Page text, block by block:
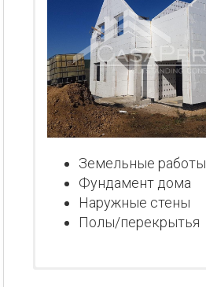
Земельные работы
Фундамент дома
Наружные стены
Полы/перекрытья